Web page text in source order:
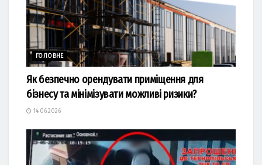
ГОЛОВНЕ
Як безпечно орендувати приміщення для
бізнесу та мінімізувати можливі ризики?
14.06.2026